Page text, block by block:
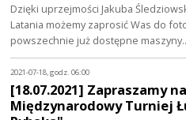
Dzięki uprzejmości Jakuba
Latania możemy zaprosić Was do
powszechnie już dostępne
2021-07-18, godz. 06:00
[18.07.2021] Zapraszamy
Międzynarodowy Turniej